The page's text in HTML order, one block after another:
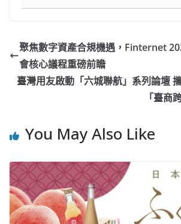
聚焦數字資產合規機遇，Finternet
會核心議程重磅前瞻
臺灣用友啟動「六城聯航」系列論壇
「臺商
You May Also Like